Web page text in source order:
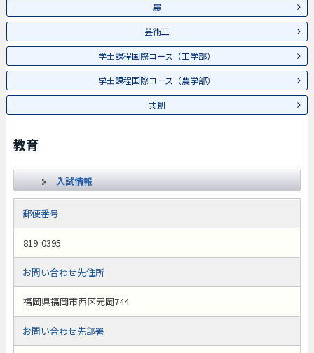
農
芸術工
学士課程国際コース（工学部）
学士課程国際コース（農学部）
共創
教育
入試情報
郵便番号
819-0395
お問い合わせ先住所
福岡県福岡市西区元岡744
お問い合わせ先部署